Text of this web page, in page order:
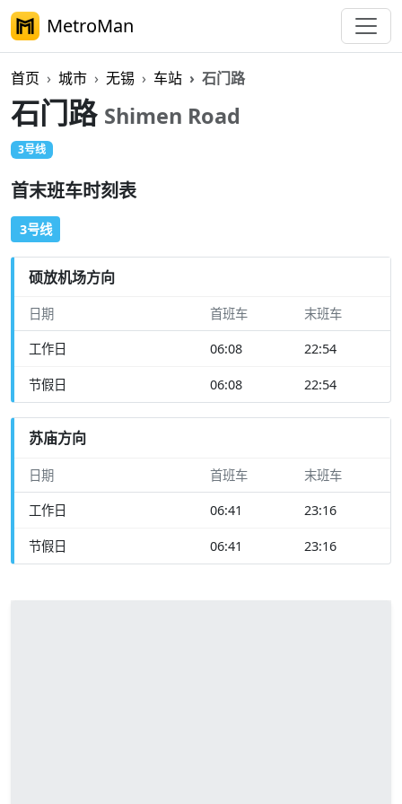
MetroMan
首页 城市 无锡 车站 石门路
石门路 Shimen Road
3号线
首末班车时刻表
3号线
硕放机场方向
日期 首班车 末班车
工作日 06:08 22:54
节假日 06:08 22:54
苏庙方向
日期 首班车 末班车
工作日 06:41 23:16
节假日 06:41 23:16